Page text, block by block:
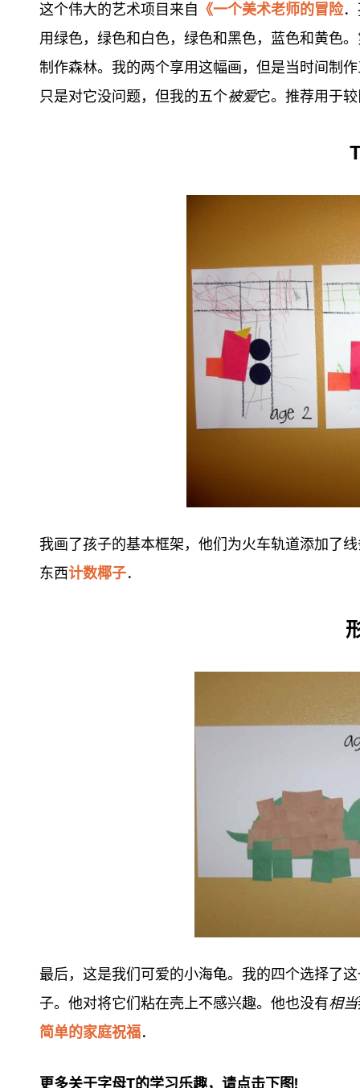
这个伟大的艺术项目来自 《一个美术老师的冒险
用绿色，绿色和白色，绿色和黑色，蓝色和黄色
制作森林。我的两个享用这幅画，但是当时间制
只是对它没问题，但我的五个被爱它。推荐用于
我画了孩子的基本框架，他们为火车轨道添加了
东西计数椰子．
最后，这是我们可爱的小海龟。我的四个选择了
子。他对将它们粘在壳上不感兴趣。他也没有相当
简单的家庭祝福．
更多关于字母T的学习乐趣，请点击下图!